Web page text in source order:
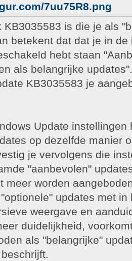
7uu75R8.png
KB3035583 is die je als
betekent dat dat je in
hebt staan
als belangrijke
KB3035583 je
Update instellingen
op dezelfde manier
je vervolgens die
"aanbevolen"
meer worden
updates met
weergave en
duidelijkheid,
als "belangrijke"